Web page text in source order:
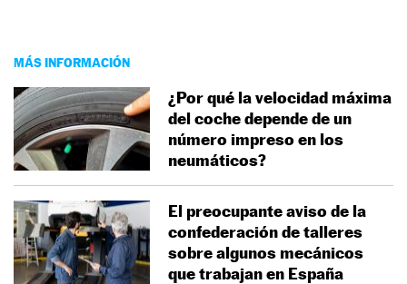
MÁS INFORMACIÓN
¿Por qué la velocidad máxima
del coche depende de un
número impreso en los
neumáticos?
El preocupante aviso de la
confederación de talleres
sobre algunos mecánicos
que trabajan en España